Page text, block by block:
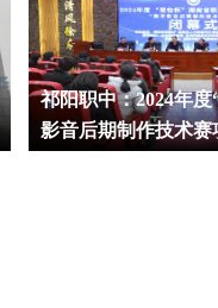
祁阳职中：2024年度
影音后期制作技术赛